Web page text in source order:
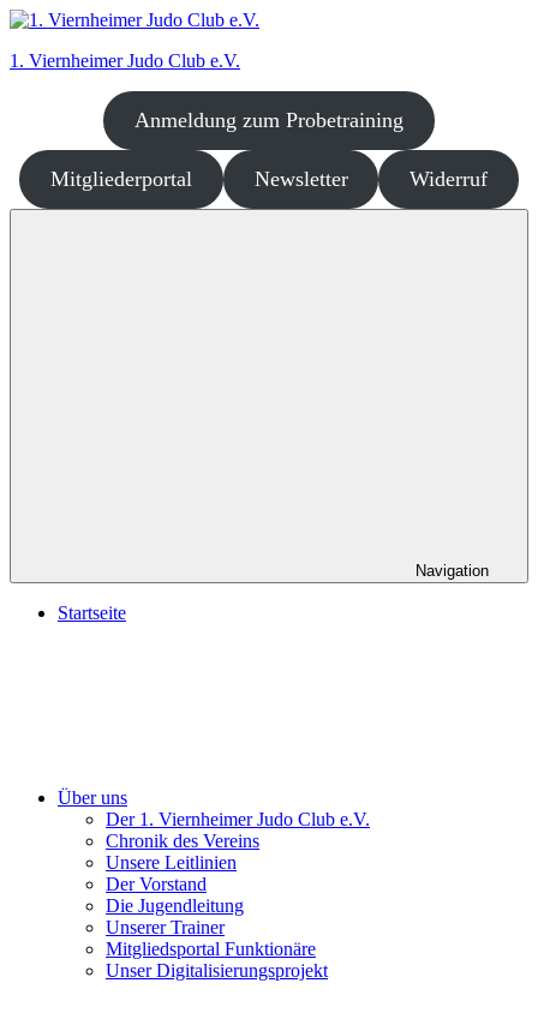
Zum
springen
1. Viernheimer Judo Club e.V.
dort
wo
es
Anmeldung zum Probetraining
Mitgliederportal Newsletter Widerruf
Navigation
Startseite
Über uns
Der 1. Viernheimer Judo Club e.V.
Chronik des Vereins
Unsere Leitlinien
Der Vorstand
Die Jugendleitung
Unserer Trainer
Mitgliedsportal Funktionäre
Unser Digitalisierungsprojekt